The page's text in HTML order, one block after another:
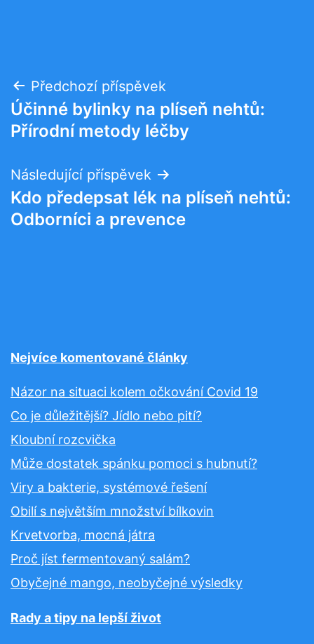
Navigace
pro
Předchozí příspěvek
Účinné bylinky na plíseň nehtů:
Přírodní metody léčby
Následující příspěvek
Kdo předepsat lék na plíseň nehtů:
Odborníci a prevence
Nejvíce komentované články
Názor na situaci kolem očkování Covid 19
Co je důležitější? Jídlo nebo pití?
Kloubní rozcvička
Může dostatek spánku pomoci s hubnutí?
Viry a bakterie, systémové řešení
Obilí s největším množství bílkovin
Krvetvorba, mocná játra
Proč jíst fermentovaný salám?
Obyčejné mango, neobyčejné výsledky
Rady a tipy na lepší život